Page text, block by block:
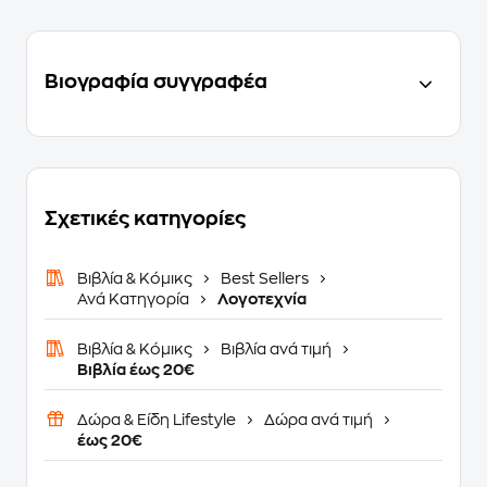
Βιογραφία συγγραφέα
Σχετικές κατηγορίες
Βιβλία & Κόμικς
Best Sellers
Ανά Κατηγορία
Λογοτεχνία
Βιβλία & Κόμικς
Βιβλία ανά τιμή
Βιβλία έως 20€
Δώρα & Είδη Lifestyle
Δώρα ανά τιμή
έως 20€